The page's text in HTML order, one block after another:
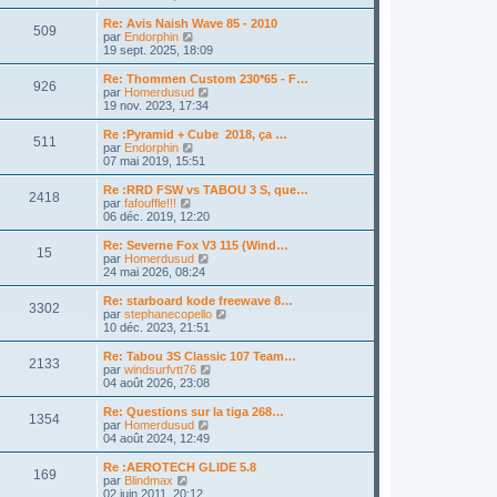
g
e
e
s
a
g
e
i
e
r
m
e
s
s
a
g
e
e
i
e
e
s
g
e
r
e
i
e
e
s
g
e
n
s
u
l
t
r
l
e
e
r
n
i
e
m
e
s
s
a
g
e
509
Re: Avis Naish Wave 85 - 2010
par Endorphin
o
n
s
u
l
e
r
l
e
e
n
i
e
r
m
e
s
s
a
g
e
19 sept. 2025, 18:09
926
Re: Thommen Custom 230*65 - F…
par Homerdusud
n
s
e
r
e
i
e
r
e
s
s
g
e
19 nov. 2023, 17:34
511
Re :Pyramid + Cube 2018, ça …
par Endorphin
o
n
s
l
r
l
e
e
r
n
i
e
r
m
e
s
s
a
g
e
07 mai 2019, 15:51
2418
Re :RRD FSW vs TABOU 3 S, que…
par fafouffle!!!
o
n
s
u
l
r
l
e
e
r
n
i
e
r
m
e
s
06 déc. 2019, 12:20
15
Re: Severne Fox V3 115 (Wind…
par Homerdusud
n
s
u
e
r
l
e
i
e
24 mai 2026, 08:24
3302
Re: starboard kode freewave 8…
par stephanecopello
n
s
e
r
e
10 déc. 2023, 21:51
2133
Re: Tabou 3S Classic 107 Team…
par windsurfvtt76
n
s
e
r
04 août 2026, 23:08
1354
Re: Questions sur la tiga 268…
par Homerdusud
n
s
04 août 2024, 12:49
169
Re :AEROTECH GLIDE 5.8
par Blindmax
o
02 juin 2011, 20:12